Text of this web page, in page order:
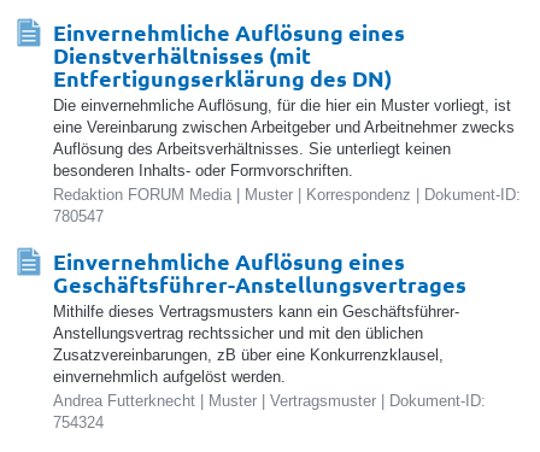
Einvernehmliche Auflösung eines
Dienstverhältnisses (mit
Entfertigungserklärung des DN)
Die einvernehmliche Auflösung, für die hier ein Muster vorliegt, ist
eine Vereinbarung zwischen Arbeitgeber und Arbeitnehmer zwecks
Auflösung des Arbeitsverhältnisses. Sie unterliegt keinen
besonderen Inhalts- oder Formvorschriften.
Redaktion FORUM Media | Muster | Korrespondenz | Dokument-ID:
780547
Einvernehmliche Auflösung eines
Geschäftsführer-Anstellungsvertrages
Mithilfe dieses Vertragsmusters kann ein Geschäftsführer-
Anstellungsvertrag rechtssicher und mit den üblichen
Zusatzvereinbarungen, zB über eine Konkurrenzklausel,
einvernehmlich aufgelöst werden.
Andrea Futterknecht | Muster | Vertragsmuster | Dokument-ID:
754324